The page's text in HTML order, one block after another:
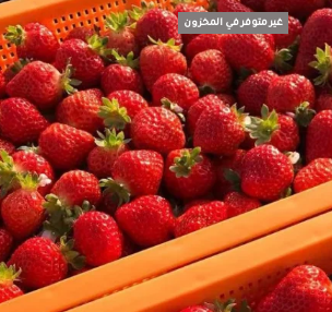
غير متوفر في المخزون